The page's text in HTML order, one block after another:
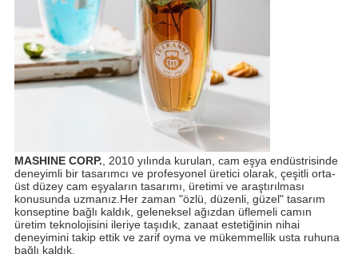
MASHINE CORP. , 2010 yılında kurulan, cam eşya endüstrisinde
deneyimli bir tasarımcı ve profesyonel üretici olarak, çeşitli orta-
üst düzey cam eşyaların tasarımı, üretimi ve araştırılması
konusunda uzmanız.Her zaman "özlü, düzenli, güzel" tasarım
konseptine bağlı kaldık, geleneksel ağızdan üflemeli camın
üretim teknolojisini ileriye taşıdık, zanaat estetiğinin nihai
deneyimini takip ettik ve zarif oyma ve mükemmellik usta ruhuna
bağlı kaldık.